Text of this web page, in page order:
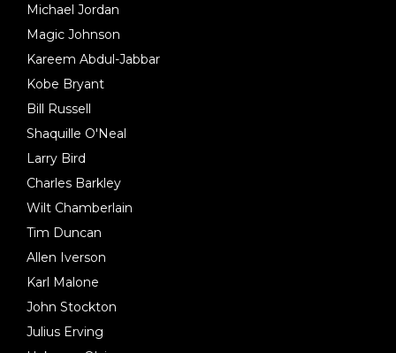
Michael Jordan
Magic Johnson
Kareem Abdul-Jabbar
Kobe Bryant
Bill Russell
Shaquille O'Neal
Larry Bird
Charles Barkley
Wilt Chamberlain
Tim Duncan
Allen Iverson
Karl Malone
John Stockton
Julius Erving